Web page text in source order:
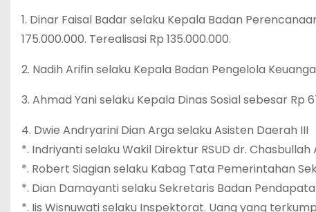
1. Dinar Faisal Badar selaku Kepala Badan
175.000.000. Terealisasi Rp 135.000.000.
2. Nadih Arifin selaku Kepala Badan Pengelola
3. Ahmad Yani selaku Kepala Dinas Sosial sebesar Rp
4. Dwie Andryarini Dian Arga selaku Asisten Daerah III
*. Indriyanti selaku Wakil Direktur RSUD dr. Chasbullah
*. Robert Siagian selaku Kabag Tata Pemerintahan
*. Dian Damayanti selaku Sekretaris Badan
*. Iis Wisnuwati selaku Inspektorat. Uang yang